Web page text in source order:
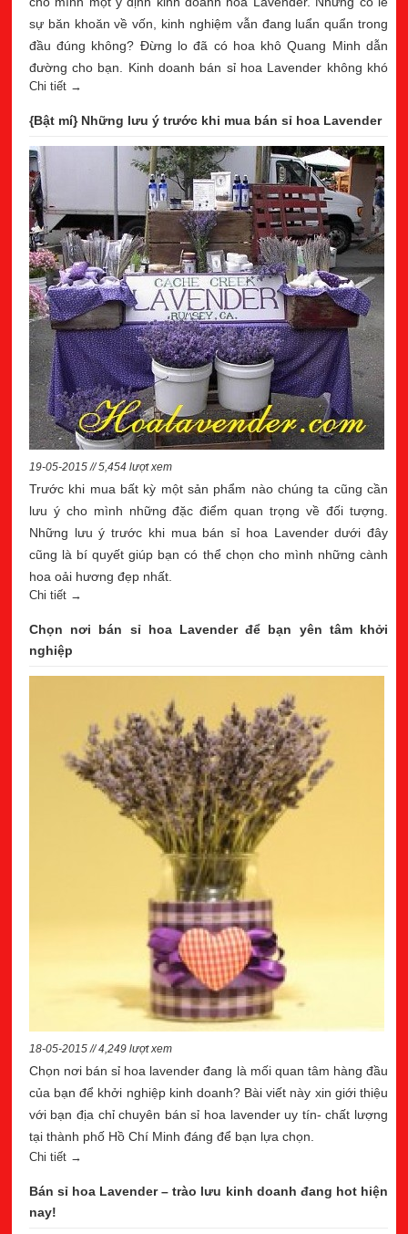
sự băn khoăn về vốn, kinh nghiệm vẫn đang luẩn quẩn trong
đầu đúng không? Đừng lo đã có hoa khô Quang Minh dẫn
đường cho bạn. Kinh doanh bán sỉ hoa Lavender không khó
như bạn tưởng tượng đâu.
Chi tiết →
{Bật mí} Những lưu ý trước khi mua bán sỉ hoa Lavender
19-05-2015 // 5,454 lượt xem
Trước khi mua bất kỳ một sản phẩm nào chúng ta cũng cần
lưu ý cho mình những đặc điểm quan trọng về đối tượng.
Những lưu ý trước khi mua bán sỉ hoa Lavender dưới đây
cũng là bí quyết giúp bạn có thể chọn cho mình những cành
hoa oải hương đẹp nhất.
Chi tiết →
Chọn nơi bán sỉ hoa Lavender để bạn yên tâm khởi
nghiệp
18-05-2015 // 4,249 lượt xem
Chọn nơi bán sỉ hoa lavender đang là mối quan tâm hàng đầu
của bạn để khởi nghiệp kinh doanh? Bài viết này xin giới thiệu
với bạn địa chỉ chuyên bán sỉ hoa lavender uy tín- chất lượng
tại thành phố Hồ Chí Minh đáng để bạn lựa chọn.
Chi tiết →
Bán sỉ hoa Lavender – trào lưu kinh doanh đang hot hiện
nay!